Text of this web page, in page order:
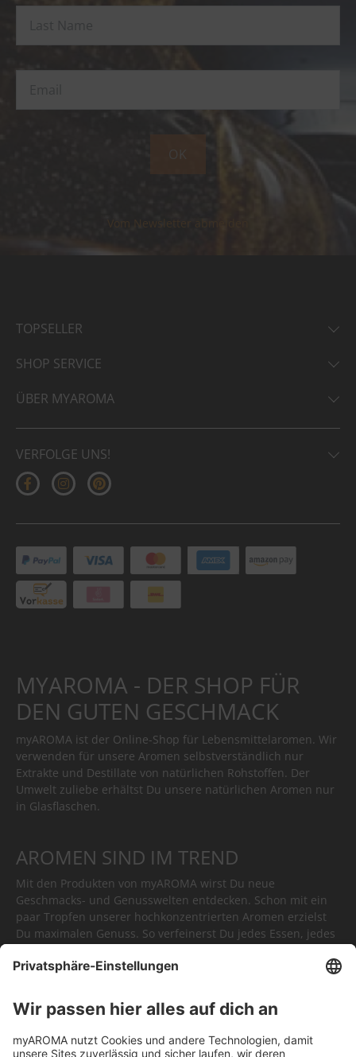
OK
Vom Newsletter abmelden
TOPSELLER
SHOP SERVICE
ÜBER MYAROMA
VERFOLGE UNS!
MYAROMA - DER SHOP FÜR
DEN GUTEN GESCHMACK
myAROMA ist der Online-Shop für Lebensmittelaromen. Wir
verwenden für unsere Aromen selbstverständlich nur
Extrakte und Destillate von natürlichen Rohstoffen. Der
Umwelt zuliebe erhältst Du unsere natürlichen Aromen nur
in Glasflaschen.
AROMEN SIND IM TREND
Mit den Produkten von myAROMA wirst Du neue
Geschmacks- und Genusswelten entdecken. Schon mit ein
paar Tropfen unserer hochkonzentrierten Aromen erzielst
Du maximalen Genuss. So verfeinerst Du jedes Essen, jedes
kulinarische Höhepunkte in Tropfenform.
FÜR JEDEN AUGENBLICK DAS
RICHTIGE AROMA